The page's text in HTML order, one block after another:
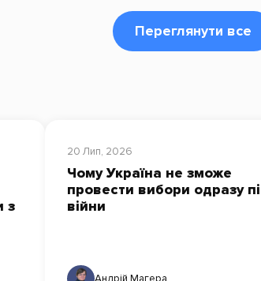
Переглянути все
з
20 Лип, 2026
Чому Україна не зможе
провести вибори одразу
війни